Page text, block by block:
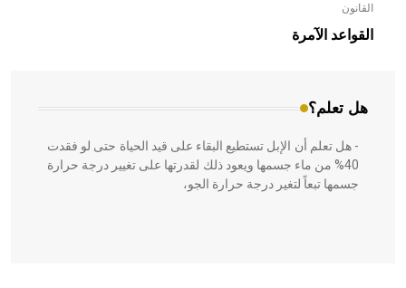
القانون
القواعد الآمرة
هل تعلم؟
- هل تعلم أن الأبلق نوع من الفنون الهندسية التي ارتبطت
بالعمارة الإسلامية في بلاد الشام ومصر خاصة، حيث يحرص
المعمار على بناء مداميكه وخاصة في الواجهات
- هل تعلم أن الإبل تستطيع البقاء على قيد الحياة حتى لو فقدت
40% من ماء جسمها ويعود ذلك لقدرتها على تغيير درجة حرارة
جسمها تبعاً لتغير درجة حرارة الجو،